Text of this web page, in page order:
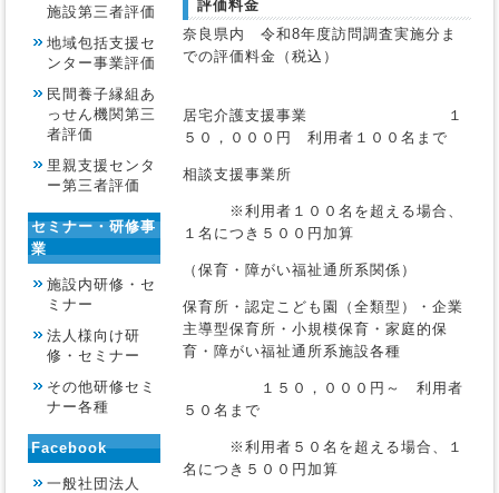
施設第三者評価
地域包括支援セ
ンター事業評価
民間養子縁組あ
っせん機関第三
者評価
里親支援センタ
ー第三者評価
セミナー・研修事
業
施設内研修・セ
ミナー
法人様向け研
修・セミナー
その他研修セミ
ナー各種
Facebook
一般社団法人
評価料金
奈良県内 令和8年度訪問調査実施分ま
での評価料金（税込）
居宅介護支援事業 １
５０，０００円 利用者１００名まで
相談支援事業所
※利用者１００名を超える場合、
１名につき５００円加算
（保育・障がい福祉通所系関係）
保育所・認定こども園（全類型）・企業
主導型保育所・小規模保育・家庭的保
育・障がい福祉通所系施設各種
１５０，０００円～ 利用者
５０名まで
※利用者５０名を超える場合、１
名につき５００円加算